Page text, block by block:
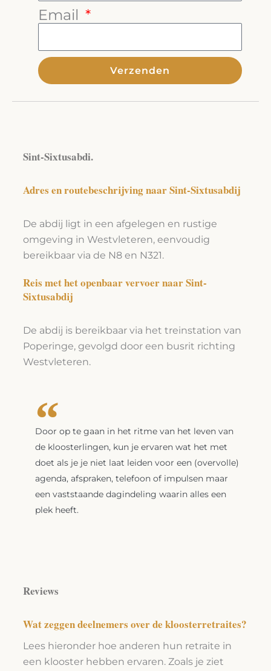
Email
Verzenden
Sint-Sixtusabdi.
Adres en routebeschrijving naar Sint-Sixtusabdij
De abdij ligt in een afgelegen en rustige
omgeving in Westvleteren, eenvoudig
bereikbaar via de N8 en N321.
Reis met het openbaar vervoer naar Sint-
Sixtusabdij
De abdij is bereikbaar via het treinstation van
Poperinge, gevolgd door een busrit richting
Westvleteren.
Door op te gaan in het ritme van het leven van
de kloosterlingen, kun je ervaren wat het met
doet als je je niet laat leiden voor een (overvolle)
agenda, afspraken, telefoon of impulsen maar
een vaststaande dagindeling waarin alles een
plek heeft.
Reviews
Wat zeggen deelnemers over de kloosterretraites?
Lees hieronder hoe anderen hun retraite in
een klooster hebben ervaren. Zoals je ziet